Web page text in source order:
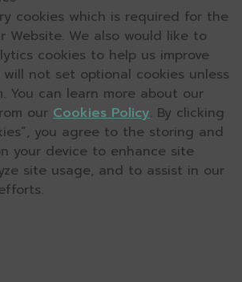
cookies which is required for the
Website. We also would like to
cookies to help us improve
will not set optional cookies unless
You can learn more about our
our Cookies Policy. By clicking
you agree to the storing and
your device to enhance site
site usage, and to assist in our